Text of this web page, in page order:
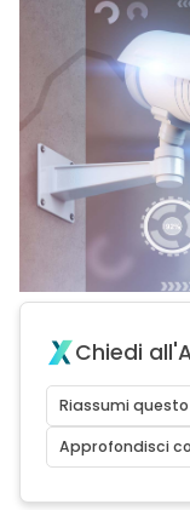
Chiedi
Riassumi
Approfondisci